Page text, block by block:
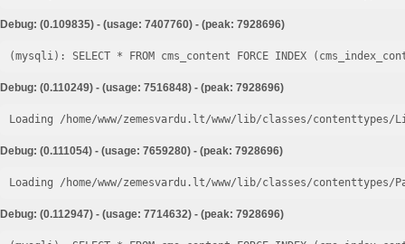
Debug: (0.109835) - (usage: 7407760) - (peak: 7928696)
Debug: (0.110249) - (usage: 7516848) - (peak: 7928696)
Loading /home/www/zemesvardu.lt/www/lib/classes/
Debug: (0.111054) - (usage: 7659280) - (peak: 7928696)
Loading /home/www/zemesvardu.lt/www/lib/classes/
Debug: (0.112947) - (usage: 7714632) - (peak: 7928696)